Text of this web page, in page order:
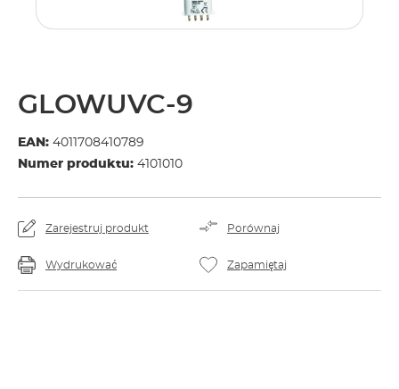
GLOWUVC-9
EAN: 4011708410789
Numer produktu: 4101010
Zarejestruj produkt Porównaj
Wydrukować Zapamiętaj